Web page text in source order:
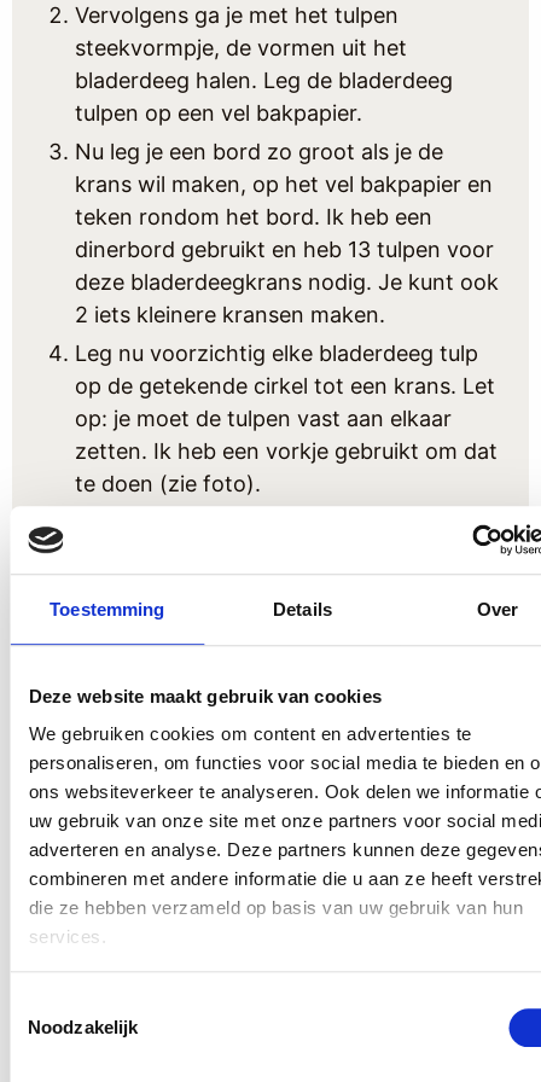
Toestemming Details Over
Deze website maakt gebruik van cookies
We gebruiken cookies om content en advertenties te
personaliseren, om functies voor social media te bieden en
ons websiteverkeer te analyseren. Ook delen we informatie
uw gebruik van onze site met onze partners voor social
adverteren en analyse. Deze partners kunnen deze
combineren met andere informatie die u aan ze heeft
die ze hebben verzameld op basis van uw gebruik van hun
services.
Noodzakelijk
Vervolgens ga je met het tulpen
steekvormpje, de vormen uit het
bladerdeeg halen. Leg de bladerdeeg
tulpen op een vel bakpapier.
Nu leg je een bord zo groot als je de
krans wil maken, op het vel bakpapier en
teken rondom het bord. Ik heb een
dinerbord gebruikt en heb 13 tulpen voor
deze bladerdeegkrans nodig. Je kunt ook
2 iets kleinere kransen maken.
Leg nu voorzichtig elke bladerdeeg tulp
op de getekende cirkel tot een krans. Let
op: je moet de tulpen vast aan elkaar
zetten. Ik heb een vorkje gebruikt om dat
te doen (zie foto).
tulpen uithalen met het tulpen
andere tulpen. Maak af met een vorkje
rond elke tulp om vast te maken (zie
foto).
Met een kwast smeer je het eigeel goed
op de Lente bladerdeegkrans met
chocolade.
Nu in de oven op 180 graden voor 15
minuten. Als de Lente bladerdeegkrans
serveren. Hmmm lekker! Lekker!!